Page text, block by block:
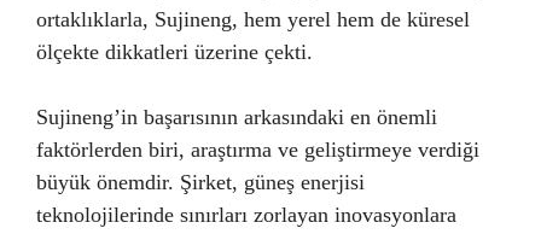
ortaklıklarla, Sujineng, hem yerel hem de küresel
ölçekte dikkatleri üzerine çekti.
Sujineng’in başarısının arkasındaki en önemli
faktörlerden biri, araştırma ve geliştirmeye verdiği
büyük önemdir. Şirket, güneş enerjisi
teknolojilerinde sınırları zorlayan inovasyonlara